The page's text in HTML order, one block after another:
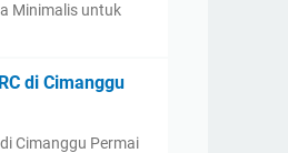
Minimalis untuk
di Cimanggu
Cimanggu Permai